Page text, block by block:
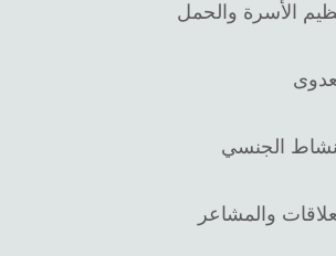
الأسرة والحمل
الجنسي
والمشاعر